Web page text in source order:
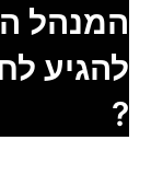
המנהל
להגיע
?